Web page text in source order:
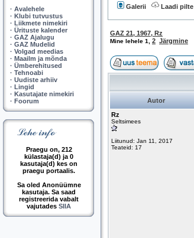
· Avalehele
· Klubi tutvustus
· Liikmete nimekiri
· Ürituste kalender
· GAZ Ajalugu
· GAZ Mudelid
· Volgad meedias
· Maailm ja mõnda
· Ümberehitused
· Tehnoabi
· Uudiste arhiiv
· Lingid
· Kasutajate nimekiri
· Foorum
Praegu on, 212
külastaja(d) ja 0
kasutaja(d) kes on
praegu portaalis.
Sa oled Anonüümne
kasutaja. Sa saad
registreerida vabalt
vajutades SIIA
Galerii Laadi pilte
GAZ 21, 1967, Rz
Mine lehele 1 2 Järgmine
Autor
Rz
Seltsimees
Liitunud: Jan 11, 2017
Teateid: 17